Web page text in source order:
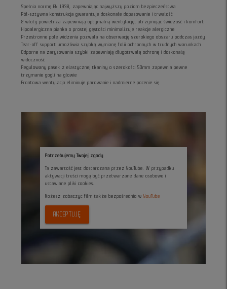
Spełnia normę EN 1938, zapewniając najwyższy poziom bezpieczeństwa
Pół-sztywna konstrukcja gwarantuje doskonałe dopasowanie i trwałość
2 wloty powietrza zapewniają optymalną wentylację, utrzymując świeżość i komfort
Hipoalergiczna pianka o prostej gęstości minimalizuje reakcje alergiczne
Przestronne pole widzenia pozwala na obserwację szerokiego obszaru podczas jazdy
Tear-off support umożliwia szybką wymianę folii ochronnych w trudnych warunkach
Odporne na zarysowania szybki zapewniają długotrwałą ochronę i doskonałą
widoczność
Regulowany pasek z elastycznej tkaniny o szerokości 50mm zapewnia pewne
trzymanie gogli na głowie
Frontowa wentylacja eliminuje parowanie i nadmierne pocenie się
Potrzebujemy Twojej zgody
Ta zawartość jest dostarczana przez YouTube. W przypadku
aktywacji treści mogą być przetwarzane dane osobowe i
ustawiane pliki cookies.
Możesz zobaczyc film także bezpośrednio w YouTube
AKCEPTUJĘ